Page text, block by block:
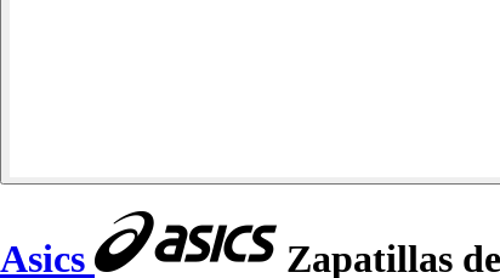
Asics Zapatillas